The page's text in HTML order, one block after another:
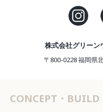
株式会社グリーン
〒800-0228 福岡県
CONCEPT・BUILD